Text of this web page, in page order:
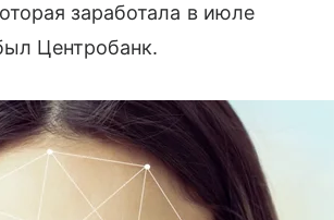
заработала в июле
Центробанк.